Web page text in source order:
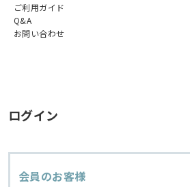
ご利用ガイド
Q&A
お問い合わせ
ログイン
会員のお客様